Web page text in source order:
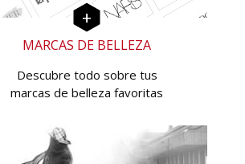
MARCAS DE BELLEZA
Descubre todo sobre tus
marcas de belleza favoritas